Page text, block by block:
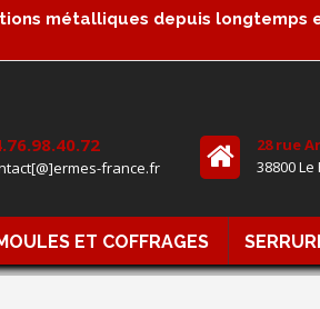
métalliques depuis longtemps
france.fr
28 rue
38800
ET COFFRAGES